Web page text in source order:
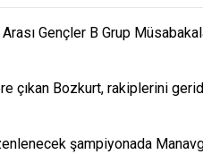
Gençler B Grup
çıkan Bozkurt, rakiplerini
şampiyonada